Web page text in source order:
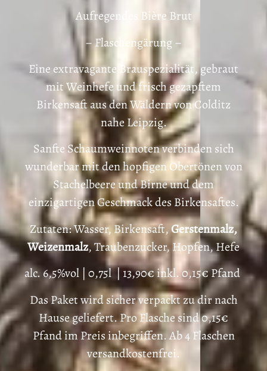
Aufregendes Bière Brut
– Flaschengärung –
Eine extravagante Brauspezialität, gebraut
mit Weinhefe und frisch gezapftem
Birkensaft aus den Wäldern von Colditz
nahe Leipzig.
Sanfte Schaumweinnoten verbinden sich
wunderbar mit den hopfigen Obertönen von
Stachelbeere und Birne und dem
einzigartigen Geschmack des Birkensaftes.
Zutaten: Wasser, Birkensaft,Gerstenmalz,
Weizenmalz, Traubenzucker, Hopfen, Hefe
alc. 6,5%vol | 0,75l | 13,90€ inkl. 0,15€ Pfand
Das Paket wird sicher verpackt zu dir nach
Hause geliefert.Pro Flasche sind 0,15€
Pfand im Preis inbegriffen. Ab 4 Flaschen
versandkostenfrei.